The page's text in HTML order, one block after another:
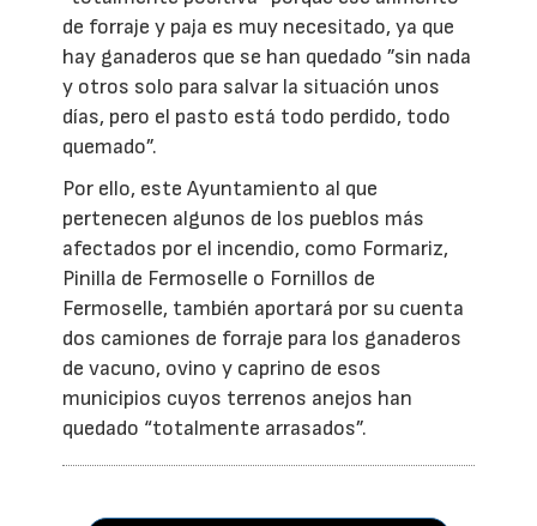
de forraje y paja es muy necesitado, ya que
hay ganaderos que se han quedado ”sin nada
y otros solo para salvar la situación unos
días, pero el pasto está todo perdido, todo
quemado”.
Por ello, este Ayuntamiento al que
pertenecen algunos de los pueblos más
afectados por el incendio, como Formariz,
Pinilla de Fermoselle o Fornillos de
Fermoselle, también aportará por su cuenta
dos camiones de forraje para los ganaderos
de vacuno, ovino y caprino de esos
municipios cuyos terrenos anejos han
quedado “totalmente arrasados”.